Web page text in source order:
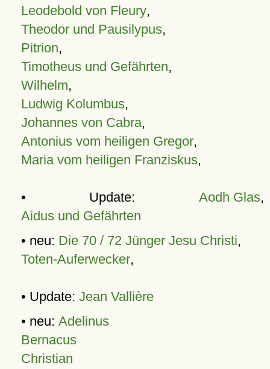
Leodebold von Fleury,
Theodor und Pausilypus,
Pitrion,
Timotheus und Gefährten,
Wilhelm,
Ludwig Kolumbus,
Johannes von Cabra,
Antonius vom heiligen Gregor,
Maria vom heiligen Franziskus,
• Update: Aodh Glas,
Aidus und Gefährten
• neu: Die 70 / 72 Jünger Jesu Christi,
Toten-Auferwecker,
• Update: Jean Vallière
• neu: Adelinus
Bernacus
Christian